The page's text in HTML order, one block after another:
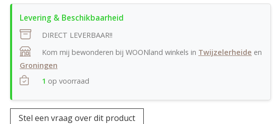
DIRECT LEVERBAAR!!
Kom mij bewonderen bij WOONland winkels in Twijzelerheide en
Groningen
1 op voorraad
Stel een vraag over dit product